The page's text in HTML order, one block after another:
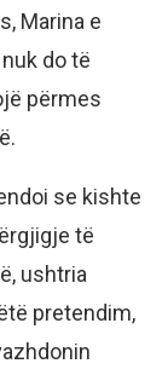
Marina e
do të
përmes
se kishte
të
ushtria
pretendim,